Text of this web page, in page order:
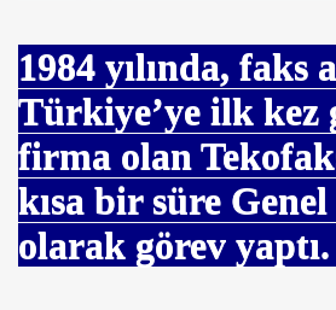
1984 yılında, faks
Türkiye’ye ilk kez
firma olan
kısa bir süre
olarak görev yaptı.